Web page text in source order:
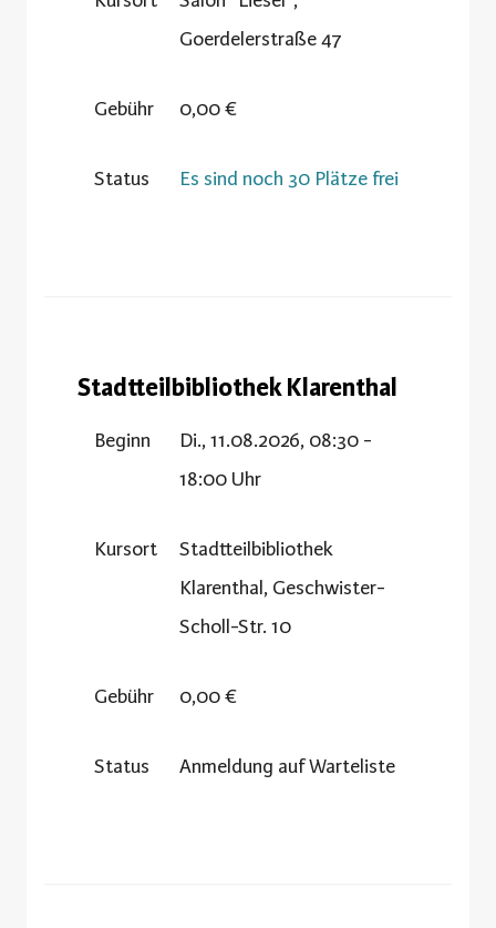
Goerdelerstraße 47
Gebühr 0,00 €
Status Es sind noch 30 Plätze frei
Stadtteilbibliothek Klarenthal
Beginn
Di., 11.08.2026, 08:30 -
18:00 Uhr
Kursort
Stadtteilbibliothek
Klarenthal, Geschwister-
Scholl-Str. 10
Gebühr 0,00 €
Status Anmeldung auf Warteliste